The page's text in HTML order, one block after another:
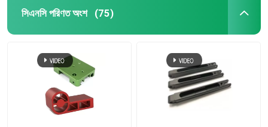
সিএনসি পরিণত অংশ (75)